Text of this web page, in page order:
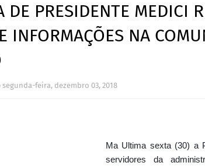
DE PRESIDENTE MEDICI
INFORMAÇÕES NA
segunda-feira, dezembro 03, 2018
Ma Ultima sexta (30) a
servidores da